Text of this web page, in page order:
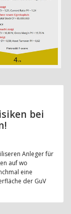
bei
Anleger für
auf wo
eine
der GuV